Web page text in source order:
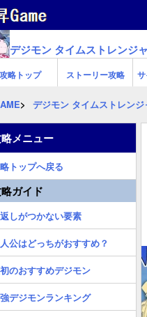
デジモン タイムストレンジ
攻略トップ ストーリー攻略
デジモン タイムストレンジ
メニュー
トップへ戻る
ガイド
しがつかない要素
公はどっちがおすすめ？
のおすすめデジモン
デジモンランキング